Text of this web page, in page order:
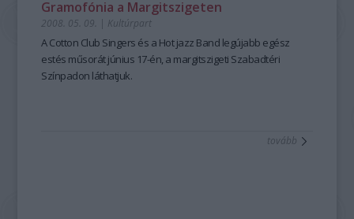
Gramofónia a Margitszigeten
2008. 05. 09. | Kultúrpart
A Cotton Club Singers és a Hot jazz Band legújabb egész
estés műsorát június 17-én, a margitszigeti Szabadtéri
Színpadon láthatjuk.
tovább